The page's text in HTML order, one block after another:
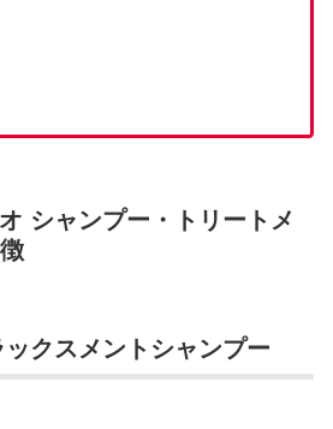
シャンプー・トリートメ
クスメントシャンプー